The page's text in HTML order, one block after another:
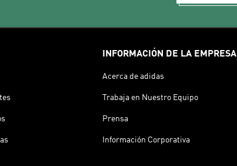
INFORMACIÓN DE LA EMPRESA
Acerca de adidas
Trabaja en Nuestro Equipo
Prensa
Información Corporativa